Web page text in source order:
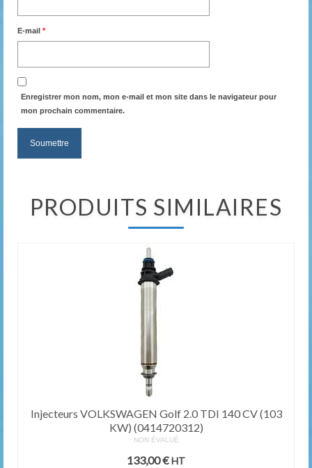
E-mail *
Enregistrer mon nom, mon e-mail et mon site dans le navigateur pour
mon prochain commentaire.
PRODUITS SIMILAIRES
Injecteurs VOLKSWAGEN Golf 2.0 TDI 140 CV (103
KW) (0414720312)
NON ÉVALUÉ
133,00€ HT